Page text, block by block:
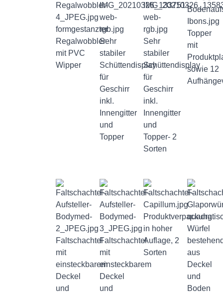
formgestanzter
Regalwobbler
mit PVC
Wipper
Sehr
stabiler
Schüttendisplay
für
Geschirr
inkl.
Innengitter
und
Topper
Sehr
stabiler
Schüttendisplay
für
Geschirr
inkl.
Innengitter
und
Topper- 2
Sorten
Topper
mit
sowie 12
Faltschachtel
mit
einsteckbarem
Deckel
und
Faltschachtel
mit
einsteckbarem
Deckel
und
Produktverpackung
in hoher
Auflage, 2
Sorten
Würfel
aus
Deckel
und
Boden